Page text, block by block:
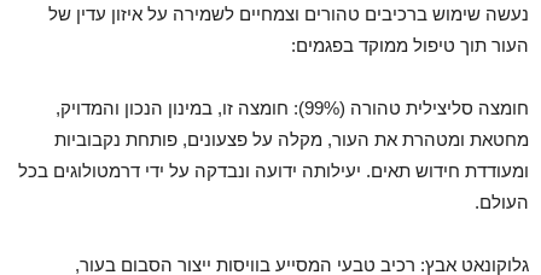
נעשה שימוש ברכיבים טהורים וצמחיים לשמירה על איזון עדין של
העור תוך טיפול ממוקד בפגמים:
חומצה סליצילית טהורה (99%): חומצה זו, במינון הנכון והמדויק,
מחטאת ומטהרת את העור, מקלה על פצעונים, פותחת נקבוביות
ומעודדת חידוש תאים. יעילותה ידועה ונבדקה על ידי דרמטולוגים בכל
העולם.
גלוקונאט אבץ: רכיב טבעי המסייע בוויסות ייצור הסבום בעור,